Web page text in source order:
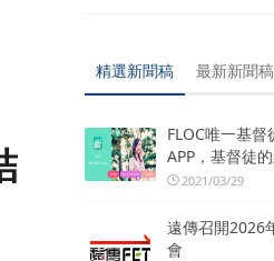
精選新聞稿 最新新聞稿
FLOC唯一基
APP，基督徒
2021/03/29
遠傳召開2026
會